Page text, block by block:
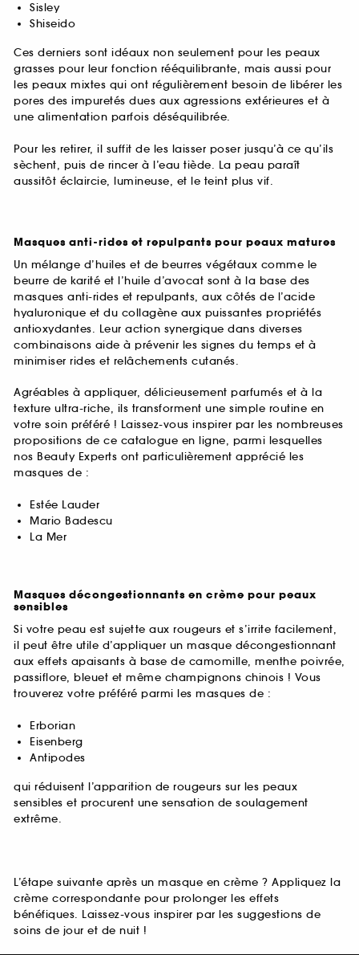
Sisley
Shiseido
Ces derniers sont idéaux non seulement pour les peaux
grasses pour leur fonction rééquilibrante, mais aussi pour
les peaux mixtes qui ont régulièrement besoin de libérer les
pores des impuretés dues aux agressions extérieures et à
une alimentation parfois déséquilibrée.
Pour les retirer, il suffit de les laisser poser jusqu’à ce qu’ils
sèchent, puis de rincer à l’eau tiède. La peau paraît
aussitôt éclaircie, lumineuse, et le teint plus vif.
Masques anti-rides et repulpants pour peaux matures
Un mélange d’huiles et de beurres végétaux comme le
beurre de karité et l’huile d’avocat sont à la base des
masques anti-rides et repulpants, aux côtés de l’acide
hyaluronique et du collagène aux puissantes propriétés
antioxydantes. Leur action synergique dans diverses
combinaisons aide à prévenir les signes du temps et à
minimiser rides et relâchements cutanés.
Agréables à appliquer, délicieusement parfumés et à la
texture ultra-riche, ils transforment une simple routine en
votre soin préféré ! Laissez-vous inspirer par les nombreuses
propositions de ce catalogue en ligne, parmi lesquelles
nos Beauty Experts ont particulièrement apprécié les
masques de :
Estée Lauder
Mario Badescu
La Mer
Masques décongestionnants en crème pour peaux
sensibles
Si votre peau est sujette aux rougeurs et s’irrite facilement,
il peut être utile d’appliquer un masque décongestionnant
aux effets apaisants à base de camomille, menthe poivrée,
passiflore, bleuet et même champignons chinois ! Vous
trouverez votre préféré parmi les masques de :
Erborian
Eisenberg
Antipodes
qui réduisent l’apparition de rougeurs sur les peaux
sensibles et procurent une sensation de soulagement
extrême.
L’étape suivante après un masque en crème ? Appliquez la
crème correspondante pour prolonger les effets
bénéfiques. Laissez-vous inspirer par les suggestions de
soins de jour et de nuit !